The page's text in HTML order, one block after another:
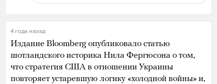
4 года назад
Издание Bloomberg опубликовало статью
шотландского историка Нила Фергюсона о том,
что стратегия США в отношении Украины
повторяет устаревшую логику «холодной войны» и,